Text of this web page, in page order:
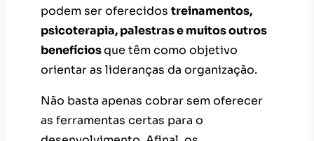
podem ser oferecidos treinamentos,
psicoterapia, palestras e muitos outros
benefíciosque têm como objetivo
orientar as lideranças da organização.
Não basta apenas cobrar sem oferecer
as ferramentas certas para o